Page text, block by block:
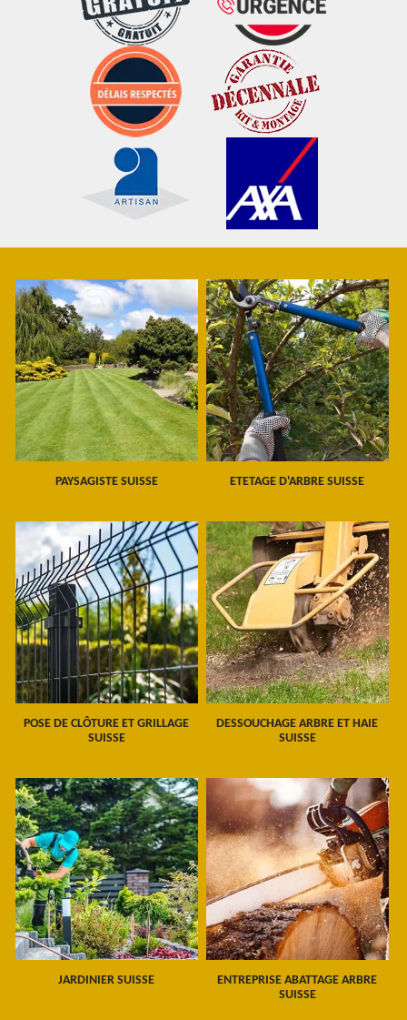
PAYSAGISTE SUISSE ETETAGE D'ARBRE SUISSE
POSE DE CLÔTURE ET GRILLAGE
SUISSE
DESSOUCHAGE ARBRE ET HAIE
SUISSE
JARDINIER SUISSE
ENTREPRISE ABATTAGE ARBRE
SUISSE